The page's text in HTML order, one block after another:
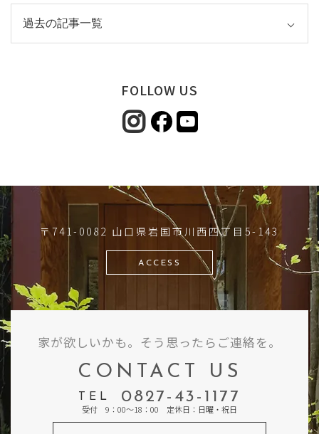
FOLLOW US
〒741-0082 山口県岩国市川西四丁目5-143
ACCESS
家が欲しいかも。そう思ったらご連絡を。
CONTACT US
TEL 0827-43-1177
受付 9：00～18：00 定休日：日曜・祝日